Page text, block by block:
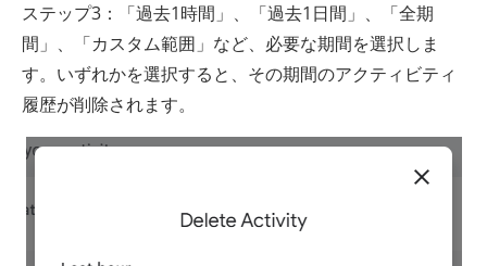
ステップ3：「過去1時間」、「過去1日間」、「全期
間」、「カスタム範囲」など、必要な期間を選択しま
す。いずれかを選択すると、その期間のアクティビティ
履歴が削除されます。